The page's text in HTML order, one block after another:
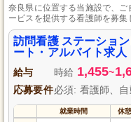
奈良県に位置する当施設で、
ービスを提供する看護師を募
添い、そして病院やその他の
を幅広く深めることができま
当もあり、やりがいと共にモ
訪問看護 ステーショ
ート・アルバイト求人
給与 時給 1,455~
応募要件必須: 看護師、
就業時間 休憩